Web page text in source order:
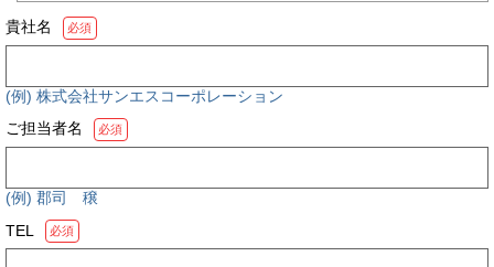
貴社名 必須
(例) 株式会社サンエスコーポレーション
ご担当者名
必須
(例) 郡司 穣
TEL
必須